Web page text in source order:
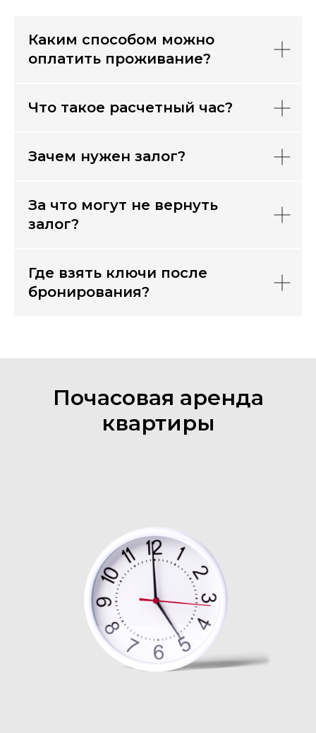
Каким способом можно
оплатить проживание?
Что такое расчетный час?
Зачем нужен залог?
За что могут не вернуть
залог?
Где взять ключи после
бронирования?
Почасовая аренда
квартиры